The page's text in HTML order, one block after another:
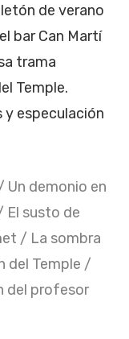
de verano
bar Can Martí
trama
Temple.
y especulación
Un demonio en
El susto de
/ La sombra
del Temple /
del profesor